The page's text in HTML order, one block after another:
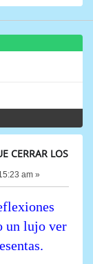
CERRAR LOS
am »
un lujo ver